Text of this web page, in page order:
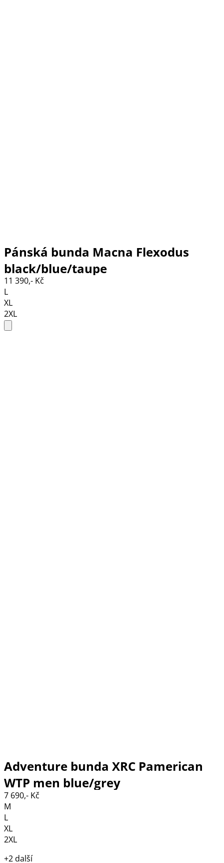
Pánská bunda Macna Flexodus
black/blue/taupe
11 390,- Kč
L
XL
2XL
Adventure bunda XRC Pamerican
WTP men blue/grey
7 690,- Kč
M
L
XL
2XL
+2 další